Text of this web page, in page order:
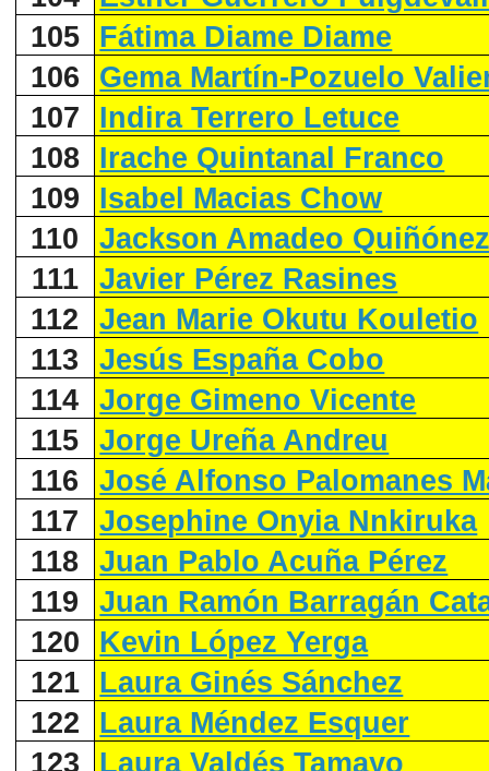
105
Fátima Diame Diame
106
Gema Martín-Pozuelo
107
Indira Terrero Letuce
108
Irache Quintanal Franco
109
Isabel Macias Chow
110
Jackson Amadeo
111
Javier Pérez Rasines
112
Jean Marie Okutu Kouletio
113
Jesús España Cobo
114
Jorge Gimeno Vicente
115
Jorge Ureña Andreu
116
José Alfonso Palomanes
117
Josephine Onyia Nnkiruka
118
Juan Pablo Acuña Pérez
119
Juan Ramón Barragán
120
Kevin López Yerga
121
Laura Ginés Sánchez
122
Laura Méndez Esquer
123
Laura Valdés Tamayo